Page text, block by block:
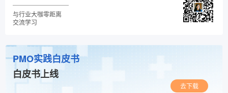
与行业大咖零距离
交流学习
PMO实践白皮书
白皮书上线
去下载